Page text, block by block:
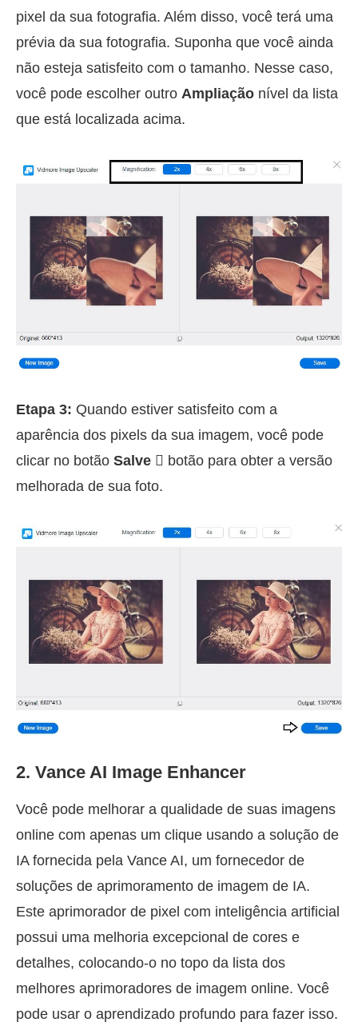
pixel da sua fotografia. Além disso, você terá uma
prévia da sua fotografia. Suponha que você ainda
não esteja satisfeito com o tamanho. Nesse caso,
você pode escolher outro Ampliação nível da lista
que está localizada acima.
Etapa 3: Quando estiver satisfeito com a
aparência dos pixels da sua imagem, você pode
clicar no botão Salve  botão para obter a versão
melhorada de sua foto.
2. Vance AI Image Enhancer
Você pode melhorar a qualidade de suas imagens
online com apenas um clique usando a solução de
IA fornecida pela Vance AI, um fornecedor de
soluções de aprimoramento de imagem de IA.
Este aprimorador de pixel com inteligência artificial
possui uma melhoria excepcional de cores e
detalhes, colocando-o no topo da lista dos
melhores aprimoradores de imagem online. Você
pode usar o aprendizado profundo para fazer isso.